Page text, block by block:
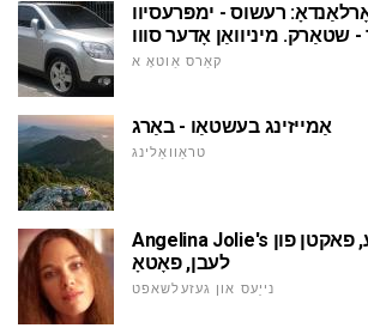
רעשוס - ימפּרעסיוו
קאַרס אַוטאָ א
אַמייזינג בעשטאַו - באַרג
טראַוואַלינג
Angelina Jolie's מאָם: ביאגראפיע, פאקטן פון
לעבן, פאָטאָ
נייַעס און געזעלשאפט